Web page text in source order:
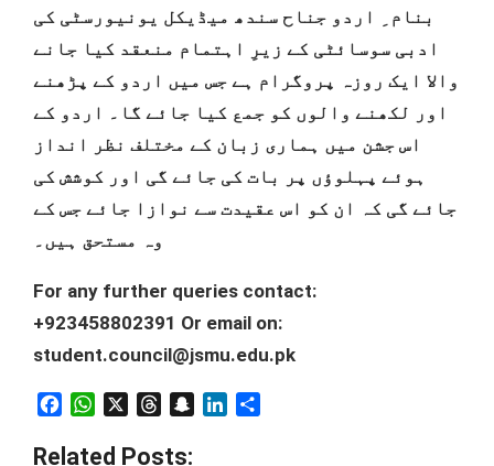
بنام ِ اردو جناح سندھ میڈیکل یونیورسٹی کی
ادبی سوسائٹی کے زیرِ اہتمام منعقد کیا جانے
والا ایک روزہ پروگرام ہے جس میں اردو کے پڑھنے
اور لکھنے والوں کو جمع کیا جائے گا۔ اردو کے
اس جشن میں ہماری زبان کے مختلف نظر انداز
ہوئے پہلوؤں پر بات کی جائے گی اور کوشش کی
جائے گی کہ ان کو اس عقیدت سے نوازا جائے جس کے
وہ مستحق ہیں۔
For any further queries contact:
+923458802391 Or email on:
student.council@jsmu.edu.pk
FacebookWhatsAppThreadsSnapchatLinkedIn
Related Posts: